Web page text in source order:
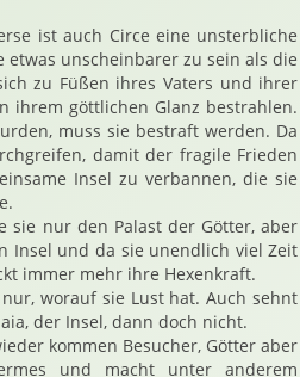
ist auch Circe eine unsterbliche
etwas unscheinbarer zu sein als die
zu Füßen ihres Vaters und ihrer
ihrem göttlichen Glanz bestrahlen.
muss sie bestraft werden. Da
damit der fragile Frieden
Insel zu verbannen, die sie
sie nur den Palast der Götter, aber
Insel und da sie unendlich viel Zeit
immer mehr ihre Hexenkraft.
worauf sie Lust hat. Auch sehnt
der Insel, dann doch nicht.
kommen Besucher, Götter aber
und macht unter anderem